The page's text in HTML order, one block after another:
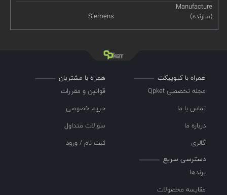
Manufacture
(سازنده)
Siemens
همراه با کیوپیکت
مجله تخصصی Qpket
تماس با ما
درباره ما
گالری
همراه با مشتریان
قوانین و مقررات
حریم خصوصی
سوالات متداول
ثبت نام / ورود
دسترسی سریع
برندها
مقایسه محصولات